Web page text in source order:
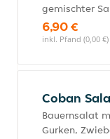
gemischter
6,90 €
inkl. Pfand (0,00 €)
Coban
Bauernsalat
Gurken,